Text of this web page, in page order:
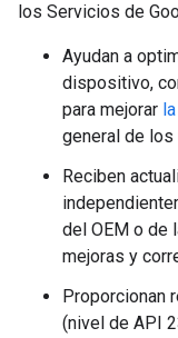
los Servicios de
Ayudan a
dispositivo,
para mejorar
general de los
Reciben
del OEM o de
mejoras y
Proporcionan
(nivel de API